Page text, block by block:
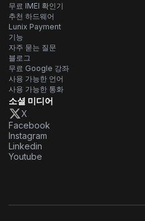
무료 IMEI 확인기
추천 하드웨어
Lunix Payment
기능
자주 묻는 질문
블로그
무료 Google 강좌
사용 가능한 언어
사용 가능한 통화
소셜 미디어
X
Facebook
Instagram
Linkedin
Youtube